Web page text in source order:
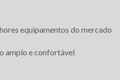
equipamentos do mercado
amplo e confortável